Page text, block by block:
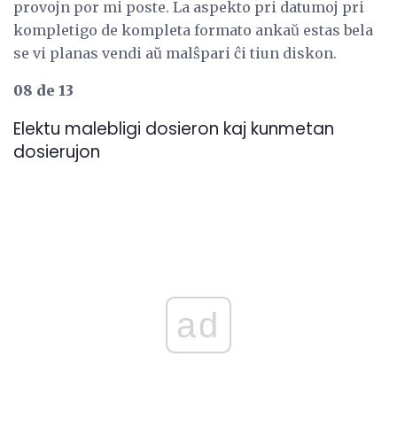
provojn por mi poste. La aspekto pri datumoj pri
kompletigo de kompleta formato ankaŭ estas bela
se vi planas vendi aŭ malŝpari ĉi tiun diskon.
08 de 13
Elektu malebligi dosieron kaj kunmetan
dosierujon
ad